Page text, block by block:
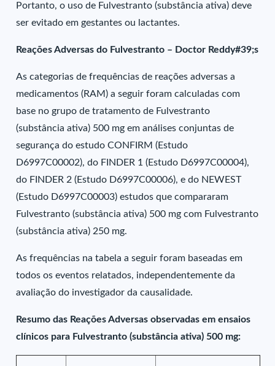
Portanto, o uso de Fulvestranto (substância ativa) deve
ser evitado em gestantes ou lactantes.
Reações Adversas do Fulvestranto – Doctor Reddy#39;s
As categorias de frequências de reações adversas a
medicamentos (RAM) a seguir foram calculadas com
base no grupo de tratamento de Fulvestranto
(substância ativa) 500 mg em análises conjuntas de
segurança do estudo CONFIRM (Estudo
D6997C00002), do FINDER 1 (Estudo D6997C00004),
do FINDER 2 (Estudo D6997C00006), e do NEWEST
(Estudo D6997C00003) estudos que compararam
Fulvestranto (substância ativa) 500 mg com Fulvestranto
(substância ativa) 250 mg.
As frequências na tabela a seguir foram baseadas em
todos os eventos relatados, independentemente da
avaliação do investigador da causalidade.
Resumo das Reações Adversas observadas em ensaios
clínicos para Fulvestranto (substância ativa) 500 mg: